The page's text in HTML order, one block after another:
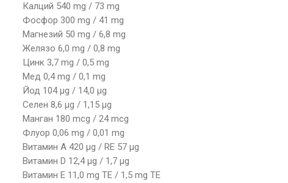
Калций 540 mg / 73 mg
Фосфор 300 mg / 41 mg
Магнезий 50 mg / 6,8 mg
Желязо 6,0 mg / 0,8 mg
Цинк 3,7 mg / 0,5 mg
Мед 0,4 mg / 0,1 mg
Йод 104 μg / 14,0 μg
Селен 8,6 μg / 1,15 μg
Манган 180 mcg / 24 mcg
Флуор 0,06 mg / 0,01 mg
Витамин А 420 μg / RE 57 μg
Витамин D 12,4 μg / 1,7 μg
Витамин Е 11,0 mg TE / 1,5 mg TE